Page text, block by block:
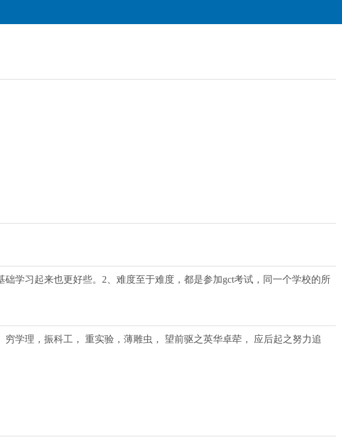
学习起来也更好些。2、难度至于难度，都是参加gct考试，同一个学校的所
学理，振科工， 重实验，薄雕虫， 望前驱之英华卓荦， 应后起之努力追